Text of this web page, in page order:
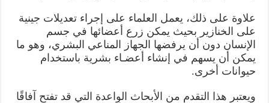
علاوة على ذلك، يعمل العلماء على إجراء تعديلات جينية
على الخنازير بحيث يمكن زرع أعضائها في جسم
الإنسان دون أن يرفضها الجهاز المناعي البشري، وهو ما
يمكن أن يسهم في إنشاء أعضـاء بشرية باستخدام
حيوانات أخرى.
ويعتبر هذا التقدم من الأبحاث الواعدة التي قد تفتح آفاقًا